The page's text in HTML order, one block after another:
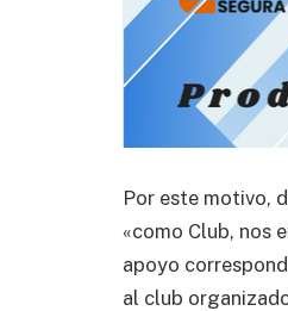
Por este motivo,
«como Club, nos
apoyo
al club